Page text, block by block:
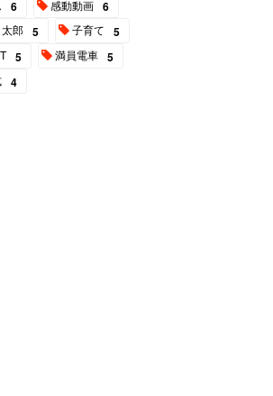
6 感動動画 6
太郎 5 子育て 5
5 満員電車 5
4